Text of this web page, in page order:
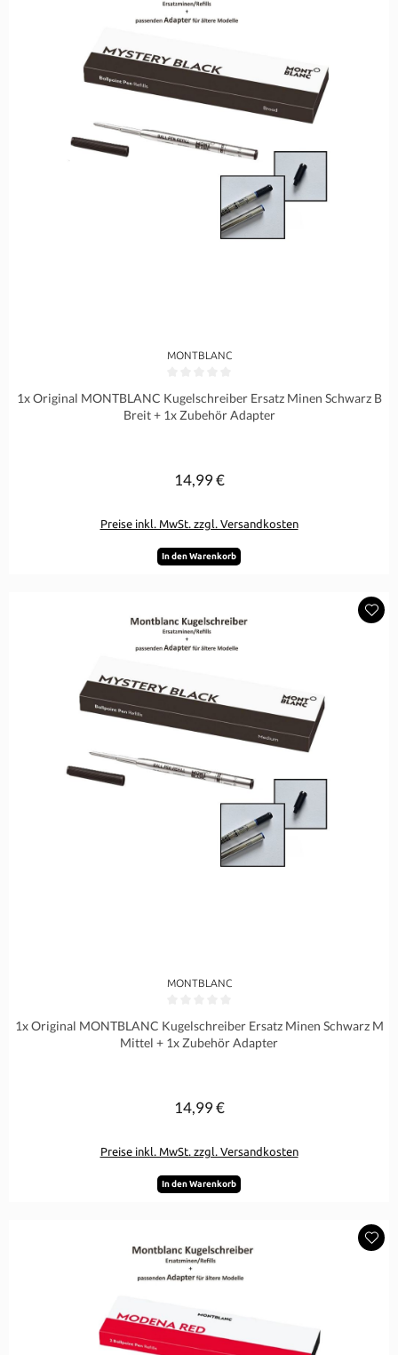
MONTBLANC
1x Original MONTBLANC Kugelschreiber Ersatz Minen Schwarz B
Breit + 1x Zubehör Adapter
Regulärer Preis:
14,99 €
Preise inkl. MwSt. zzgl. Versandkosten
In den Warenkorb
MONTBLANC
1x Original MONTBLANC Kugelschreiber Ersatz Minen Schwarz M
Mittel + 1x Zubehör Adapter
Regulärer Preis:
14,99 €
Preise inkl. MwSt. zzgl. Versandkosten
In den Warenkorb